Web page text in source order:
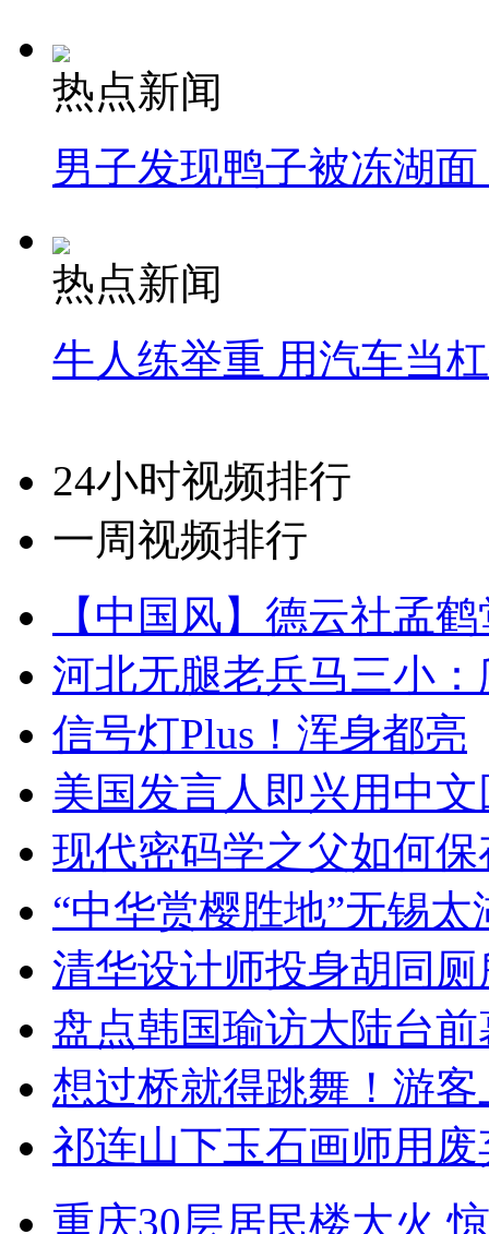
热点新闻
男子发现鸭子被冻湖
热点新闻
牛人练举重 用汽车当
24小时视频排行
一周视频排行
【中国风】德云社孟
河北无腿老兵马三小
信号灯Plus！浑身都亮
美国发言人即兴用中
现代密码学之父如何
“中华赏樱胜地”无锡
清华设计师投身胡同
盘点韩国瑜访大陆台
想过桥就得跳舞！游客
祁连山下玉石画师用
重庆30层居民楼大火